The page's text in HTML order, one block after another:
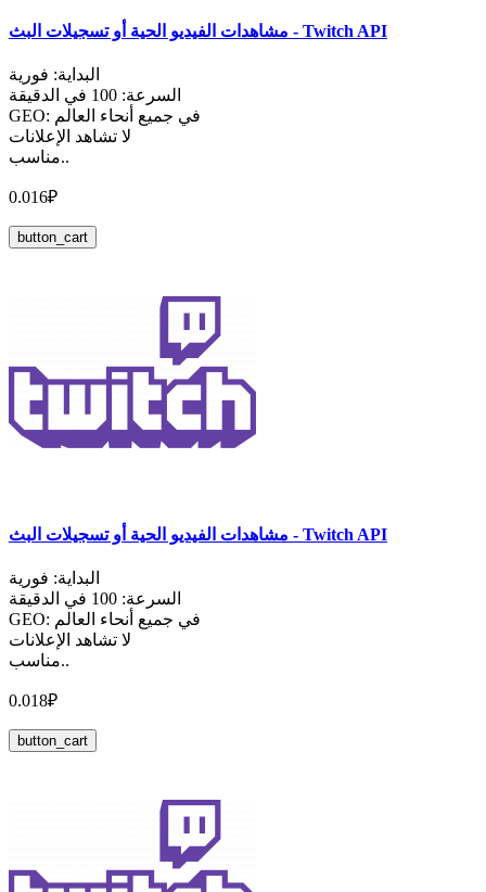
مشاهدات الفيديو الحية أو تسجيلات البث - Twitch API
البداية: فورية
السرعة: 100 في الدقيقة
GEO: في جميع أنحاء العالم
لا تشاهد الإعلانات
مناسب..
0.016₽
button_cart
مشاهدات الفيديو الحية أو تسجيلات البث - Twitch API
البداية: فورية
السرعة: 100 في الدقيقة
GEO: في جميع أنحاء العالم
لا تشاهد الإعلانات
مناسب..
0.018₽
button_cart